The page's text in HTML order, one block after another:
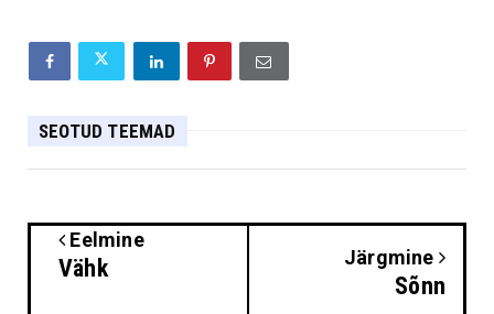
SEOTUD TEEMAD
Eelmine
Vähk Järgmine
Sõnn